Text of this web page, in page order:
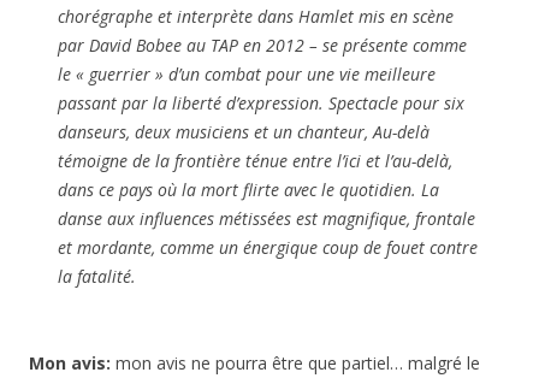
chorégraphe et interprète dans Hamlet mis en scène
par David Bobee au TAP en 2012 – se présente comme
le « guerrier » d’un combat pour une vie meilleure
passant par la liberté d’expression. Spectacle pour six
danseurs, deux musiciens et un chanteur, Au-delà
témoigne de la frontière ténue entre l’ici et l’au-delà,
dans ce pays où la mort flirte avec le quotidien. La
danse aux influences métissées est magnifique, frontale
et mordante, comme un énergique coup de fouet contre
la fatalité.
Mon avis: mon avis ne pourra être que partiel… malgré le